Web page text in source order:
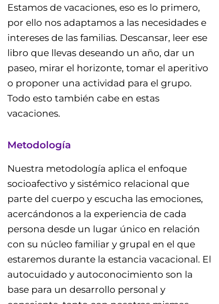
Estamos de vacaciones, eso es lo primero,
por ello nos adaptamos a las necesidades e
intereses de las familias. Descansar, leer ese
libro que llevas deseando un año, dar un
paseo, mirar el horizonte, tomar el aperitivo
o proponer una actividad para el grupo.
Todo esto también cabe en estas
vacaciones.
Metodología
Nuestra metodología aplica el enfoque
socioafectivo y sistémico relacional que
parte del cuerpo y escucha las emociones,
acercándonos a la experiencia de cada
persona desde un lugar único en relación
con su núcleo familiar y grupal en el que
estaremos durante la estancia vacacional. El
autocuidado y autoconocimiento son la
base para un desarrollo personal y